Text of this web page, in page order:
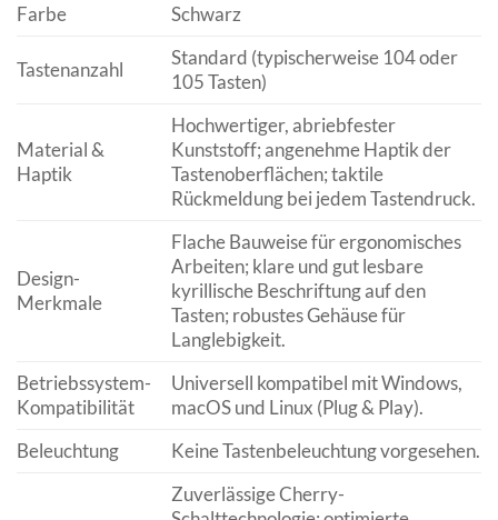
Farbe
Schwarz
Tastenanzahl
Standard (typischerweise 104 oder
105 Tasten)
Material &
Haptik
Hochwertiger, abriebfester
Kunststoff; angenehme Haptik der
Tastenoberflächen; taktile
Rückmeldung bei jedem Tastendruck.
Design-
Merkmale
Flache Bauweise für ergonomisches
Arbeiten; klare und gut lesbare
kyrillische Beschriftung auf den
Tasten; robustes Gehäuse für
Langlebigkeit.
Betriebssystem-
Kompatibilität
Universell kompatibel mit Windows,
macOS und Linux (Plug & Play).
Beleuchtung
Keine Tastenbeleuchtung vorgesehen.
Zuverlässige Cherry-